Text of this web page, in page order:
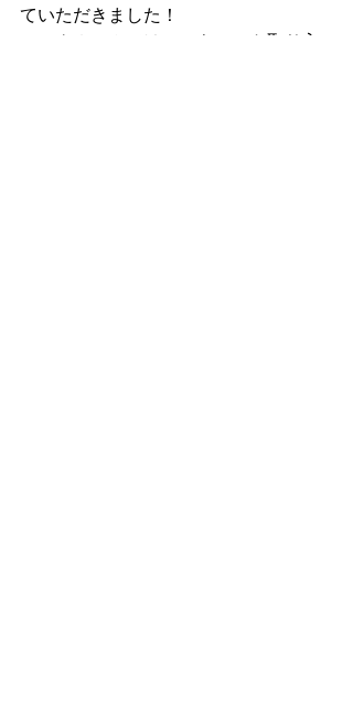
ていただきました！
マークホームではエコキュート取り入